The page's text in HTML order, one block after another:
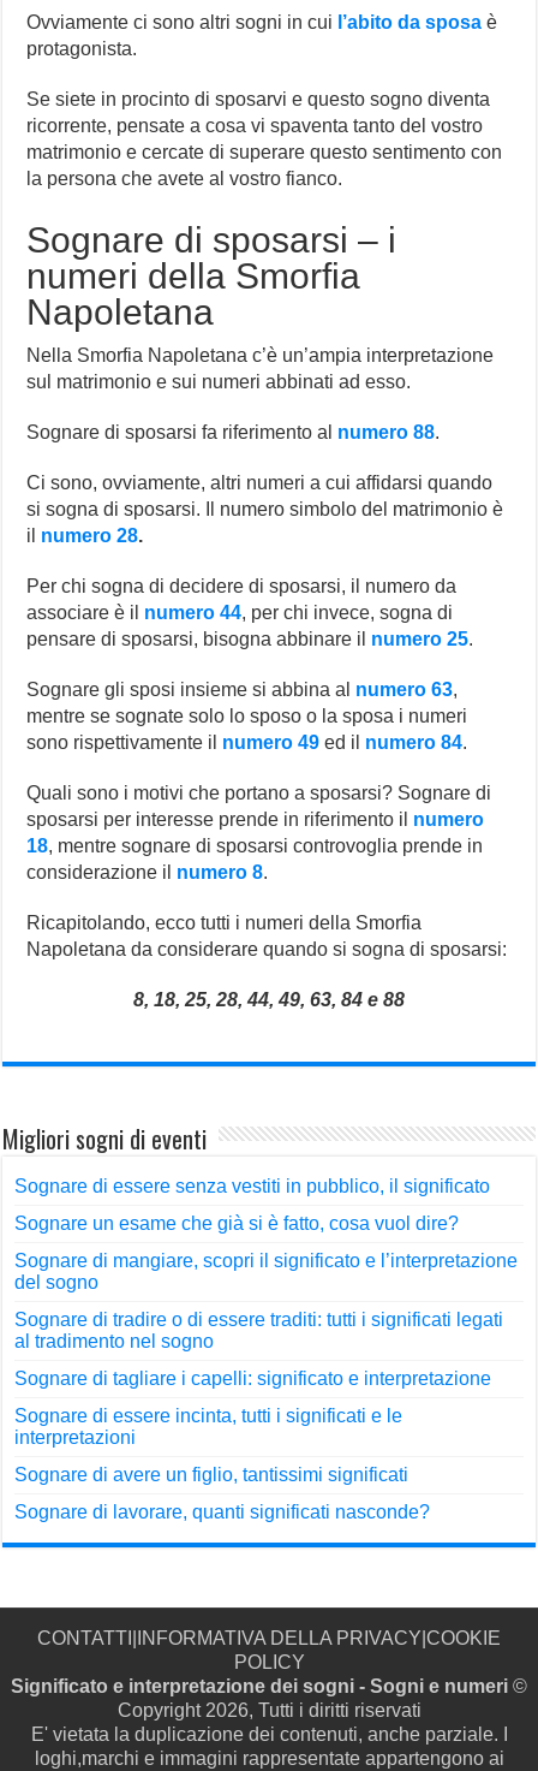
Ovviamente ci sono altri sogni in cui l’abito da sposaè
protagonista.
Se siete in procinto di sposarvi e questo sogno diventa
ricorrente, pensate a cosa vi spaventa tanto del vostro
matrimonio e cercate di superare questo sentimento con
la persona che avete al vostro fianco.
Sognare di sposarsi – i
numeri della Smorfia
Napoletana
Nella Smorfia Napoletana c’è un’ampia interpretazione
sul matrimonio e sui numeri abbinati ad esso.
Sognare di sposarsi fa riferimento al numero 88.
Ci sono, ovviamente, altri numeri a cui affidarsi quando
si sogna di sposarsi. Il numero simbolo del matrimonio è
il numero 28.
Per chi sogna di decidere di sposarsi, il numero da
associare è il numero 44, per chi invece, sogna di
pensare di sposarsi, bisogna abbinare il numero 25.
Sognare gli sposi insieme si abbina al numero 63,
mentre se sognate solo lo sposo o la sposa i numeri
sono rispettivamente il numero 49ed il numero 84.
Quali sono i motivi che portano a sposarsi? Sognare di
sposarsi per interesse prende in riferimento il numero
18, mentre sognare di sposarsi controvoglia prende in
considerazione il numero 8.
Ricapitolando, ecco tutti i numeri della Smorfia
Napoletana da considerare quando si sogna di sposarsi:
8, 18, 25, 28, 44, 49, 63, 84 e 88
Migliori sogni di eventi
Sognare di essere senza vestiti in pubblico, il significato
Sognare un esame che già si è fatto, cosa vuol dire?
Sognare di mangiare, scopri il significato e l’interpretazione
del sogno
Sognare di tradire o di essere traditi: tutti i significati legati
al tradimento nel sogno
Sognare di tagliare i capelli: significato e interpretazione
Sognare di essere incinta, tutti i significati e le
interpretazioni
Sognare di avere un figlio, tantissimi significati
Sognare di lavorare, quanti significati nasconde?
CONTATTI INFORMATIVA DELLA PRIVACY COOKIE
POLICY
Significato e interpretazione dei sogni - Sogni e numeri ©
Copyright 2026, Tutti i diritti riservati
E' vietata la duplicazione dei contenuti, anche parziale. I
loghi,marchi e immagini rappresentate appartengono ai